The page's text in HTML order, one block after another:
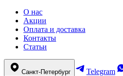
О нас
Акции
Оплата и доставка
Контакты
Статьи
Санкт-Петербург Telegram